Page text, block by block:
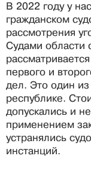
В 2022 году у
гражданском
рассмотрения
Судами области
первого и
дел. Это один
республике.
допускались и
применением
устранялись
инстанций.